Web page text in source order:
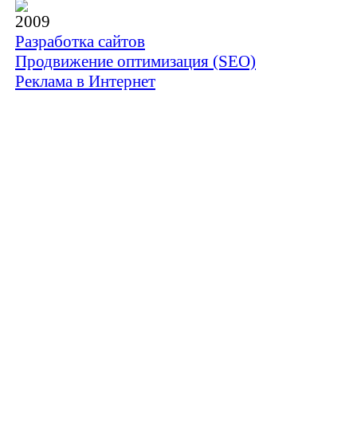
2009
Разработка сайтов
Продвижение оптимизация (SEO)
Реклама в Интернет